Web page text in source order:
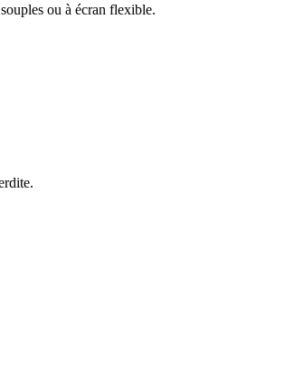
ou à écran flexible.